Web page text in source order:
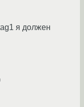
я должен